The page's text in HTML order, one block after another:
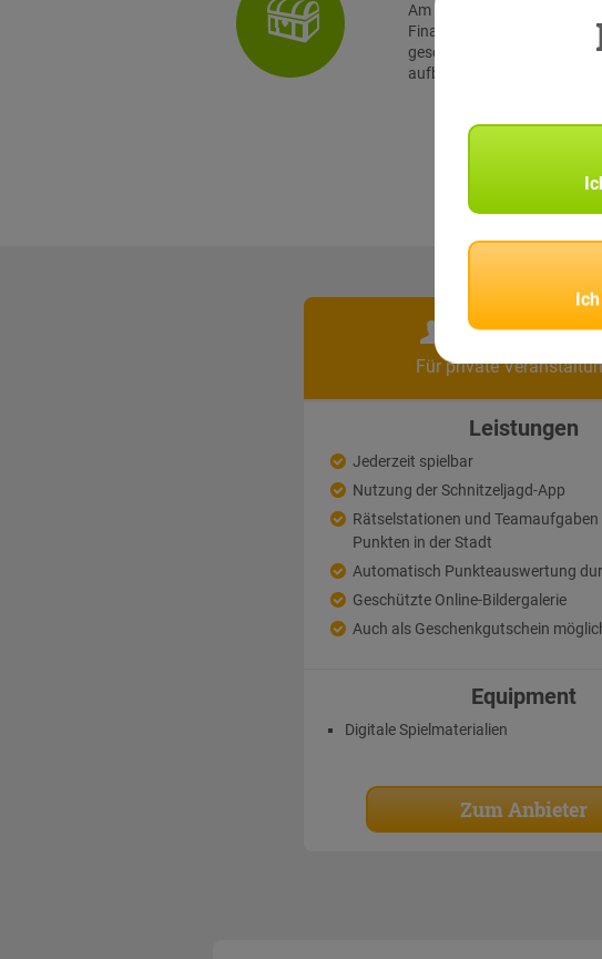
Am Finalort treffen alle
Finale müssen die
geschickte
aufbauenden Rätsel
Für private
Leistungen
Jederzeit spielbar
Nutzung der Schnitzeljagd-App
Rätselstationen und
Punkten in der Stadt
Automatisch Punkteauswertung
Geschützte Online-Bildergalerie
Auch als Geschenkgutschein
Equipment
Digitale Spielmaterialien
Zum Anbieter